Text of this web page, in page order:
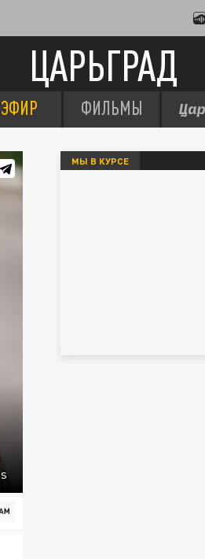
ЦАРЬГРАД
ЭФИР ФИЛЬМЫ
МЫ В КУРСЕ